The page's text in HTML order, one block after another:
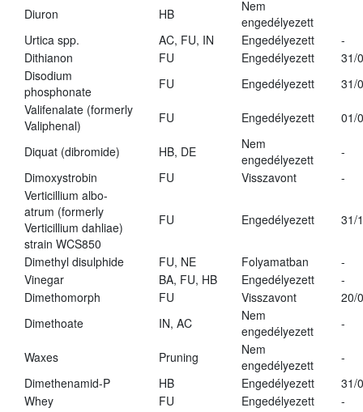
Diuron
HB
Nem
engedélyezett
Urtica spp.
AC, FU, IN Engedélyezett
-
Dithianon
FU Engedélyezett
31/
Disodium
phosphonate
FU Engedélyezett
31/
Valifenalate (formerly
Valiphenal)
FU Engedélyezett 01/
Diquat (dibromide) HB, DE
Nem
engedélyezett
-
Dimoxystrobin
FU Visszavont
-
Verticillium albo-
atrum (formerly
Verticillium dahliae)
strain WCS850
FU Engedélyezett 31/
Dimethyl disulphide FU, NE Folyamatban
-
Vinegar
BA, FU, HB Engedélyezett
-
Dimethomorph
FU Visszavont
20/
Dimethoate
IN, AC
Nem
engedélyezett
-
Waxes Pruning
Nem
engedélyezett
-
Dimethenamid-P
HB Engedélyezett
31/
Whey
FU Engedélyezett
-